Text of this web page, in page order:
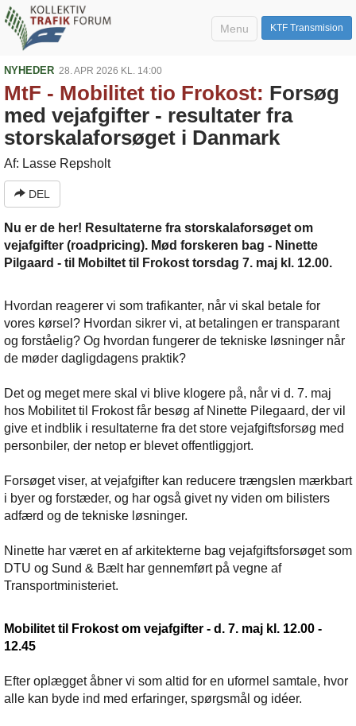
KTF Transmision
Menu
NYHEDER 28. APR 2026 KL. 14:00
MtF - Mobilitet tio Frokost: Forsøg
med vejafgifter - resultater fra
storskalaforsøget i Danmark
Af: Lasse Repsholt
DEL
Nu er de her! Resultaterne fra storskalaforsøget om
vejafgifter (roadpricing). Mød forskeren bag - Ninette
Pilgaard - til Mobiltet til Frokost torsdag 7. maj kl. 12.00.
Hvordan reagerer vi som trafikanter, når vi skal betale for
vores kørsel? Hvordan sikrer vi, at betalingen er transparant
og forståelig? Og hvordan fungerer de tekniske løsninger når
de møder dagligdagens praktik?
Det og meget mere skal vi blive klogere på, når vi d. 7. maj
hos Mobilitet til Frokost får besøg af Ninette Pilegaard, der vil
give et indblik i resultaterne fra det store vejafgiftsforsøg med
personbiler, der netop er blevet offentliggjort.
Forsøget viser, at vejafgifter kan reducere trængslen mærkbart
i byer og forstæder, og har også givet ny viden om bilisters
adfærd og de tekniske løsninger.
Ninette har været en af arkitekterne bag vejafgiftsforsøget som
DTU og Sund & Bælt har gennemført på vegne af
Transportministeriet.
Mobilitet til Frokost om vejafgifter - d. 7. maj kl. 12.00 -
12.45
Efter oplægget åbner vi som altid for en uformel samtale, hvor
alle kan byde ind med erfaringer, spørgsmål og idéer.